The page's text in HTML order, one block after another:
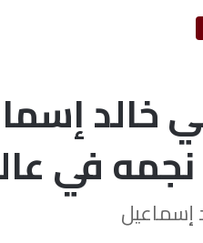
خالد
في
إسماعيل